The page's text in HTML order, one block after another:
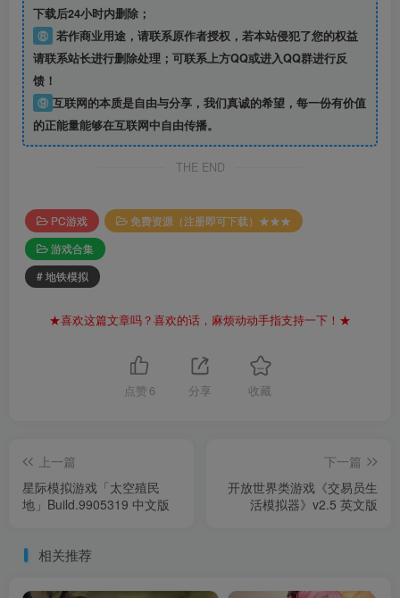
下载后24小时内删除；
⑧ 若作商业用途，请联系原作者授权，若本站侵犯了您的权益
请联系站长进行删除处理；可联系上方QQ或进入QQ群进行反
馈！
⑨ 互联网的本质是自由与分享，我们真诚的希望，每一份有价值
的正能量能够在互联网中自由传播。
THE END
PC游戏
免费资源（注册即可下载）★★★
游戏合集
# 地铁模拟
★喜欢这篇文章吗？喜欢的话，麻烦动动手指支持一下！★
点赞 6 分享 收藏
上一篇
星际模拟游戏「太空殖民
地」Build.9905319 中文版
下一篇
开放世界类游戏《交易员生
活模拟器》v2.5 英文版
相关推荐